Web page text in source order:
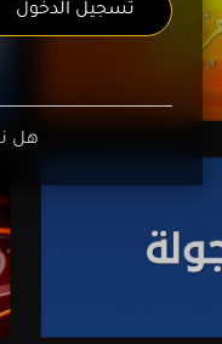
تسجيل الدخول
هل